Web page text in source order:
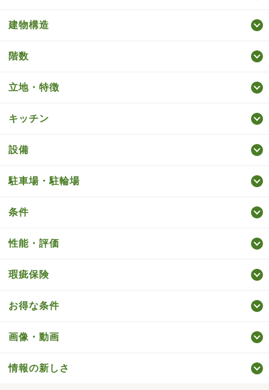
建物構造
階数
立地・特徴
キッチン
設備
駐車場・駐輪場
条件
性能・評価
瑕疵保険
お得な条件
画像・動画
情報の新しさ